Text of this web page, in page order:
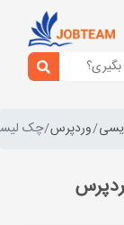
وردپرس چک